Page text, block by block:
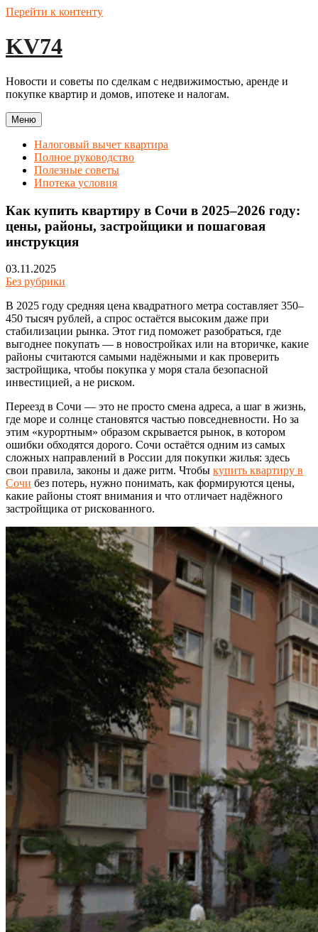
Перейти к контенту
KV74
Новости и советы по сделкам с недвижимостью, аренде и
покупке квартир и домов, ипотеке и налогам.
Меню
Налоговый вычет квартира
Полное руководство
Полезные советы
Ипотека условия
Как купить квартиру в Сочи в 2025–2026 году:
цены, районы, застройщики и пошаговая
инструкция
03.11.2025
Без рубрики
В 2025 году средняя цена квадратного метра составляет 350–
450 тысяч рублей, а спрос остаётся высоким даже при
стабилизации рынка. Этот гид поможет разобраться, где
выгоднее покупать — в новостройках или на вторичке, какие
районы считаются самыми надёжными и как проверить
застройщика, чтобы покупка у моря стала безопасной
инвестицией, а не риском.
Переезд в Сочи — это не просто смена адреса, а шаг в жизнь,
где море и солнце становятся частью повседневности. Но за
этим «курортным» образом скрывается рынок, в котором
ошибки обходятся дорого. Сочи остаётся одним из самых
сложных направлений в России для покупки жилья: здесь
свои правила, законы и даже ритм. Чтобы купить квартиру в
Сочи без потерь, нужно понимать, как формируются цены,
какие районы стоят внимания и что отличает надёжного
застройщика от рискованного.